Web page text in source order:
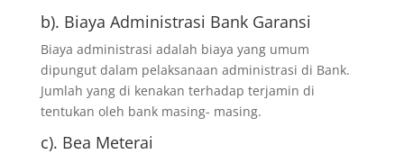
b). Biaya Administrasi Bank Garansi
Biaya administrasi adalah biaya yang umum
dipungut dalam pelaksanaan administrasi di Bank.
Jumlah yang di kenakan terhadap terjamin di
tentukan oleh bank masing- masing.
c). Bea Meterai